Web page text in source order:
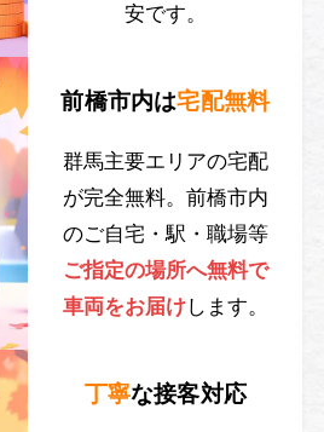
安です。
前橋市内は宅配無料
群馬主要エリアの宅配
が完全無料。前橋市内
のご自宅・駅・職場等
ご指定の場所へ無料で
車両をお届けします。
丁寧な接客対応